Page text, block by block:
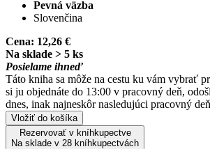
Pevná väzba
Slovenčina
Cena: 12,26 €
Na sklade > 5 ks
Posielame ihneď
Táto kniha sa môže na cestu ku vám vybrať
si ju objednáte do 13:00 v pracovný deň,
dnes, inak najneskôr nasledujúci pracovný
Vložiť do košíka
Rezervovať v kníhkupectve
Na sklade v 28 kníhkupectvách